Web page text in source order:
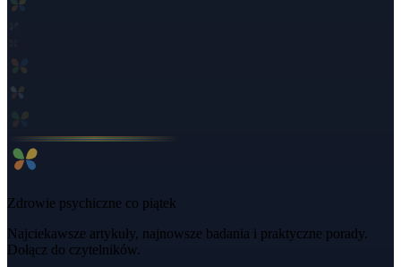
Zdrowie psychiczne co piątek
Najciekawsze artykuły, najnowsze badania i praktyczne porady.
Dołącz do czytelników.